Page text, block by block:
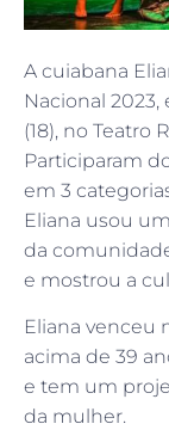
A cuiabana
Nacional
(18), no Teatro
Participaram
em 3
Eliana usou
da
e mostrou a
Eliana venceu
acima de 39
e tem um
da mulher.